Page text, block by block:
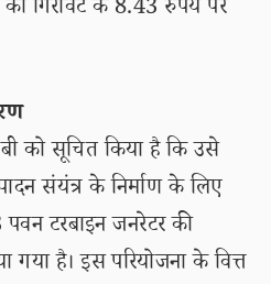
गिरावट के 8.43 रुपये पर
को सूचित किया है कि उसे
संयंत्र के निर्माण के लिए
पवन टरबाइन जनरेटर की
है। इस परियोजना के वित्त